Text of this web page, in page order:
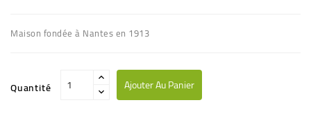
Maison fondée à Nantes en 1913
Quantité Ajouter Au Panier